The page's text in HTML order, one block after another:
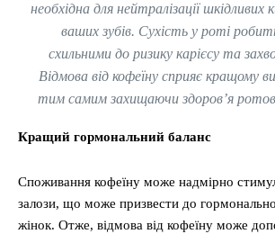
необхідна для нейтралізації шкідливих
ваших зубів. Сухість у роті
схильними до ризику карієсу та
Відмова від кофеїну сприяє кращому
тим самим захищаючи здоров’я
Кращий гормональний баланс
Споживання кофеїну може надмірно
залози, що може призвести до
жінок. Отже, відмова від кофеїну може